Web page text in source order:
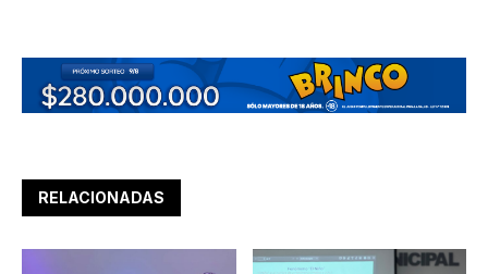
RELACIONADAS